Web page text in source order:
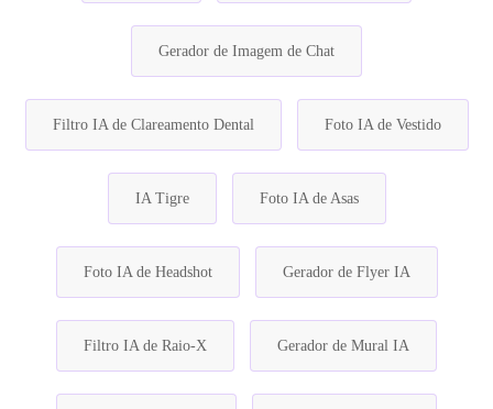
Gerador de Imagem de Chat
Filtro IA de Clareamento Dental Foto IA de Vestido
IA Tigre Foto IA de Asas
Foto IA de Headshot Gerador de Flyer IA
Filtro IA de Raio-X Gerador de Mural IA